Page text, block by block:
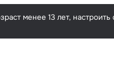
менее 13 лет,